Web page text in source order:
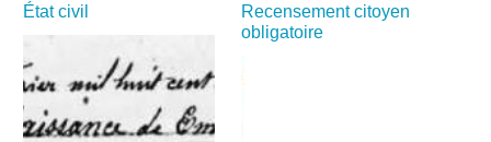
État civil
Recensement citoyen
obligatoire